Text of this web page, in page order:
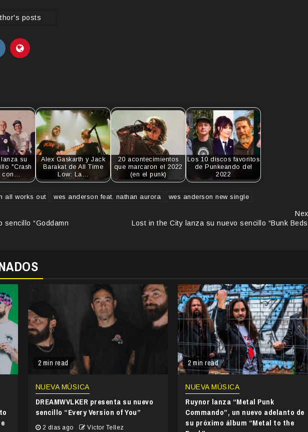
posts
su
"Crash
con…
Alex Gaskarth y Jack
Barakat de All Time
Low: La…
20 acontecimientos
que marcaron el 2022
(en el punk)
Los 10 discos favoritos
de Punkeando del
2022
all works out wes anderson feat. nathan aurora wes anderson new single
sencillo “Goddamn
Lost in the City lanza su nuevo sencillo “Bunk
2 min read
NUEVA MÚSICA
DREAMWVLKER presenta su nuevo
sencillo “Every Version of You”
2 días ago Victor Tellez
2 min read
NUEVA MÚSICA
Ruynor lanza “Metal Punk
Commando”, un nuevo adelanto de
su próximo álbum “Metal to the